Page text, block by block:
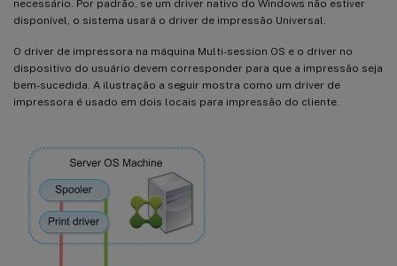
necessário. Por padrão, se um driver nativo do Windows não estiver
disponível, o sistema usará o driver de impressão Universal.
O driver de impressora na máquina Multi-session OS e o driver no
dispositivo do usuário devem corresponder para que a impressão seja
bem-sucedida. A ilustração a seguir mostra como um driver de
impressora é usado em dois locais para impressão do cliente.